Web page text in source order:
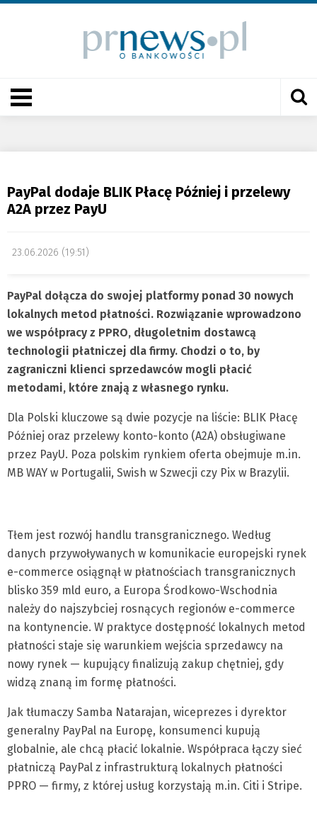
PayPal dodaje BLIK Płacę Później i przelewy
A2A przez PayU
23.06.2026 (19:51)
PayPal dołącza do swojej platformy ponad 30 nowych
lokalnych metod płatności. Rozwiązanie wprowadzono
we współpracy z PPRO, długoletnim dostawcą
technologii płatniczej dla firmy. Chodzi o to, by
zagraniczni klienci sprzedawców mogli płacić
metodami, które znają z własnego rynku.
Dla Polski kluczowe są dwie pozycje na liście: BLIK Płacę
Później oraz przelewy konto-konto (A2A) obsługiwane
przez PayU. Poza polskim rynkiem oferta obejmuje m.in.
MB WAY w Portugalii, Swish w Szwecji czy Pix w Brazylii.
Tłem jest rozwój handlu transgranicznego. Według
danych przywoływanych w komunikacie europejski rynek
e-commerce osiągnął w płatnościach transgranicznych
blisko 359 mld euro, a Europa Środkowo-Wschodnia
należy do najszybciej rosnących regionów e-commerce
na kontynencie. W praktyce dostępność lokalnych metod
płatności staje się warunkiem wejścia sprzedawcy na
nowy rynek — kupujący finalizują zakup chętniej, gdy
widzą znaną im formę płatności.
Jak tłumaczy Samba Natarajan, wiceprezes i dyrektor
generalny PayPal na Europę, konsumenci kupują
globalnie, ale chcą płacić lokalnie. Współpraca łączy sieć
płatniczą PayPal z infrastrukturą lokalnych płatności
PPRO — firmy, z której usług korzystają m.in. Citi i Stripe.